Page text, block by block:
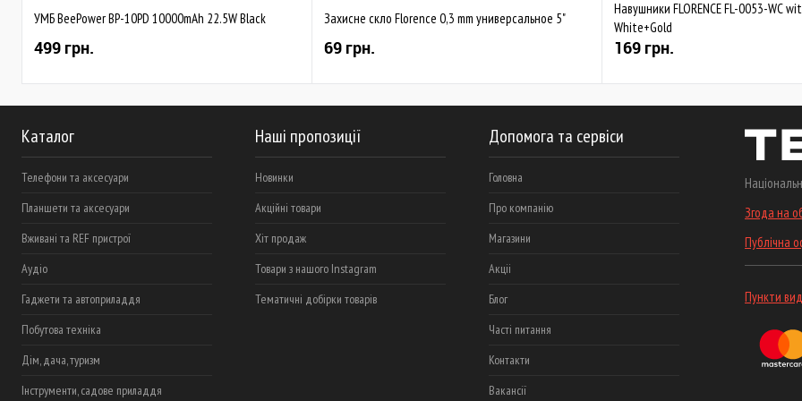
УМБ BeePower BP-10PD 10000mAh 22.5W Black
499 грн.
Захисне скло Florence 0,3 mm универсальное 5"
69 грн.
Навушники FLORENCE FL-0053-WC
White+Gold
169 грн.
Каталог
Телефони та аксесуари
Планшети та аксесуари
Вживані та REF пристрої
Аудіо
Гаджети та автоприладдя
Побутова техніка
Дім, дача, туризм
Інструменти, садове приладдя
Наші пропозиції
Новинки
Акційні товари
Хіт продаж
Товари з нашого Instagram
Тематичні добірки товарів
Допомога та сервіси
Головна
Про компанію
Магазини
Акціі
Блог
Часті питання
Контакти
Вакансії
Згода на
Публічна
Пункти